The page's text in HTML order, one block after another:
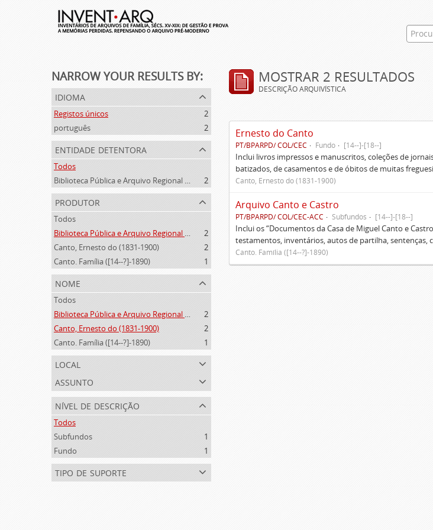
NARROW YOUR RESULTS BY:
idioma
Registos únicos
2
português
2
entidade detentora
Todos
Biblioteca Pública e Arquivo Regional de Ponta Delgada
2
produtor
Todos
Biblioteca Pública e Arquivo Regional de Ponta Delgada (1841- )
2
Canto, Ernesto do (1831-1900)
2
Canto. Família ([14--?]-1890)
1
nome
Todos
Biblioteca Pública e Arquivo Regional de Ponta Delgada (1841- )
2
Canto, Ernesto do (1831-1900)
2
Canto. Família ([14--?]-1890)
1
local
assunto
nível de descrição
Todos
Subfundos
1
Fundo
1
tipo de suporte
MOSTRAR 2 RESULTADOS
DESCRIÇÃO ARQUIVÍSTICA
Ernesto do Canto
PT/BPARPD/ COL/CEC Fundo [14--]-[18--]
Inclui livros impressos e manuscritos, coleções de
batizados, de casamentos e de óbitos de muitas
Canto, Ernesto do (1831-1900)
Arquivo Canto e Castro
PT/BPARPD/ COL/CEC-ACC Subfundos [14--]-[18--]
Inclui os “Documentos da Casa de Miguel Canto e
testamentos, inventários, autos de partilha, sentenças,
Canto. Família ([14--?]-1890)